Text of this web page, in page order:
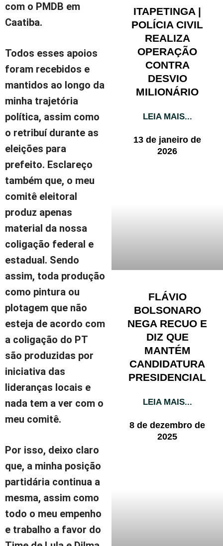
com o PMDB em
Caatiba.
Todos esses apoios
foram recebidos e
mantidos ao longo da
minha trajetória
política, assim como
o retribuí durante as
eleições para
prefeito. Esclareço
também que, o meu
comitê eleitoral
produz apenas
material da nossa
coligação federal e
estadual. Sendo
assim, toda produção
como pintura ou
plotagem que não
esteja de acordo com
a coligação do PT
são produzidas por
iniciativa das
lideranças locais e
nada tem a ver com o
meu comitê.
Por isso, deixo claro
que, a minha posição
partidária continua a
mesma, assim como
todo o meu empenho
e trabalho a favor do
ITAPETINGA |
POLÍCIA CIVIL
REALIZA
OPERAÇÃO
CONTRA
DESVIO
MILIONÁRIO
LEIA MAIS...
13 de janeiro de
2026
FLÁVIO
BOLSONARO
NEGA RECUO E
DIZ QUE
MANTÉM
CANDIDATURA
PRESIDENCIAL
LEIA MAIS...
8 de dezembro de
2025